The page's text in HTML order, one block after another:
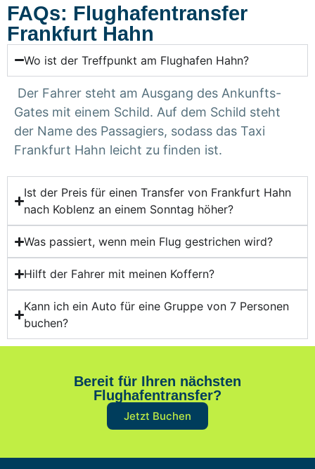
FAQs: Flughafentransfer
Frankfurt Hahn
Wo ist der Treffpunkt am Flughafen Hahn?
Der Fahrer steht am Ausgang des Ankunfts-
Gates mit einem Schild. Auf dem Schild steht
der Name des Passagiers, sodass das Taxi
Frankfurt Hahn leicht zu finden ist.
Ist der Preis für einen Transfer von Frankfurt Hahn
nach Koblenz an einem Sonntag höher?
Was passiert, wenn mein Flug gestrichen wird?
Hilft der Fahrer mit meinen Koffern?
Kann ich ein Auto für eine Gruppe von 7 Personen
buchen?
Bereit für Ihren nächsten
Flughafentransfer?
Jetzt Buchen